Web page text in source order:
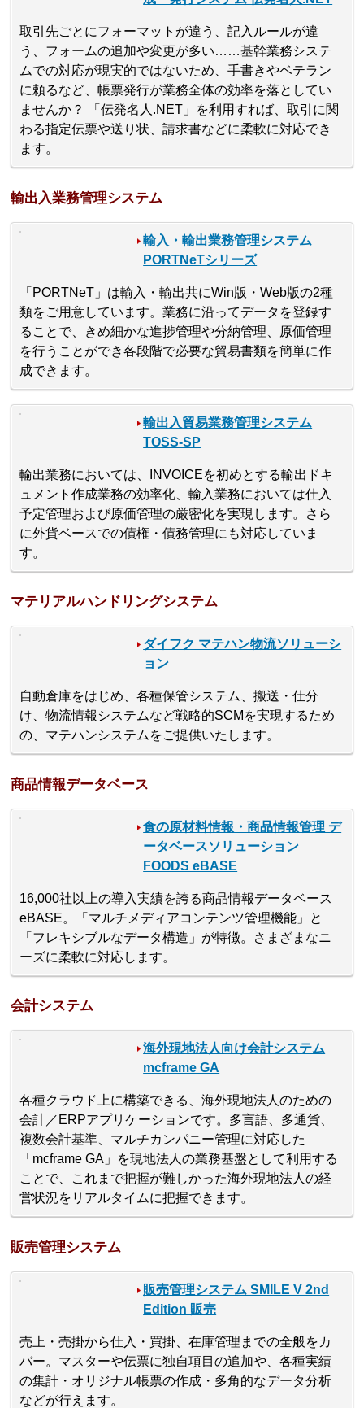
取引先ごとにフォーマットが違う、記入ルールが違
う、フォームの追加や変更が多い……基幹業務システ
ムでの対応が現実的ではないため、手書きやベテラン
に頼るなど、帳票発行が業務全体の効率を落としてい
ませんか？ 「伝発名人.NET」を利用すれば、取引に関
わる指定伝票や送り状、請求書などに柔軟に対応でき
ます。
輸出入業務管理システム
輸入・輸出業務管理システム
PORTNeTシリーズ
「PORTNeT」は輸入・輸出共にWin版・Web版の2種
類をご用意しています。業務に沿ってデータを登録す
ることで、きめ細かな進捗管理や分納管理、原価管理
を行うことができ各段階で必要な貿易書類を簡単に作
成できます。
輸出入貿易業務管理システム
TOSS-SP
輸出業務においては、INVOICEを初めとする輸出ドキ
ュメント作成業務の効率化、輸入業務においては仕入
予定管理および原価管理の厳密化を実現します。さら
に外貨ベースでの債権・債務管理にも対応していま
す。
マテリアルハンドリングシステム
ダイフク マテハン物流ソリューシ
ョン
自動倉庫をはじめ、各種保管システム、搬送・仕分
け、物流情報システムなど戦略的SCMを実現するため
の、マテハンシステムをご提供いたします。
商品情報データベース
食の原材料情報・商品情報管理 デ
ータベースソリューション
FOODS eBASE
16,000社以上の導入実績を誇る商品情報データベース
eBASE。「マルチメディアコンテンツ管理機能」と
「フレキシブルなデータ構造」が特徴。さまざまなニ
ーズに柔軟に対応します。
会計システム
海外現地法人向け会計システム
mcframe GA
各種クラウド上に構築できる、海外現地法人のための
会計／ERPアプリケーションです。多言語、多通貨、
複数会計基準、マルチカンパニー管理に対応した
「mcframe GA」を現地法人の業務基盤として利用する
ことで、これまで把握が難しかった海外現地法人の経
営状況をリアルタイムに把握できます。
販売管理システム
販売管理システム SMILE V 2nd
Edition 販売
売上・売掛から仕入・買掛、在庫管理までの全般をカ
バー。マスターや伝票に独自項目の追加や、各種実績
の集計・オリジナル帳票の作成・多角的なデータ分析
などが行えます。